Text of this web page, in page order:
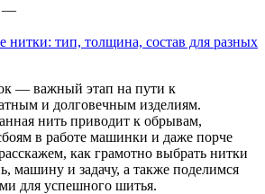
—
нитки: тип, толщина, состав для разных
— важный этап на пути к
и долговечным изделиям.
нить приводит к обрывам,
в работе машинки и даже порче
как грамотно выбрать нитки
машину и задачу, а также поделимся
для успешного шитья.